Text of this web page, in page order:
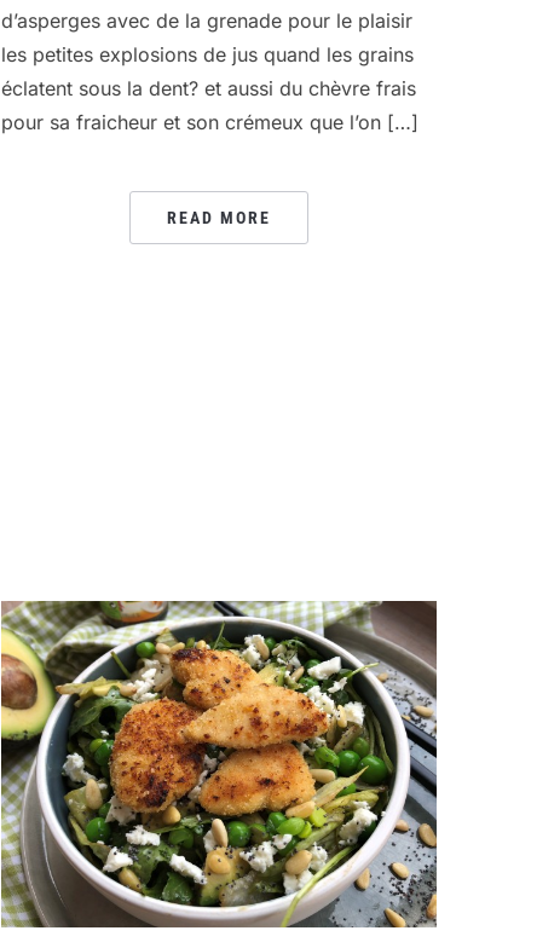
d’asperges avec de la grenade pour le plaisir
les petites explosions de jus quand les grains
éclatent sous la dent? et aussi du chèvre frais
pour sa fraicheur et son crémeux que l’on […]
READ MORE